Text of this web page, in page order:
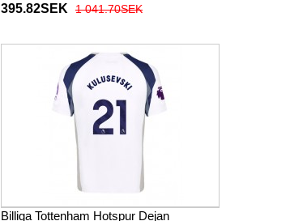
Kortärmad
395.82SEK 1 041.70SEK
Billiga Tottenham Hotspur Dejan